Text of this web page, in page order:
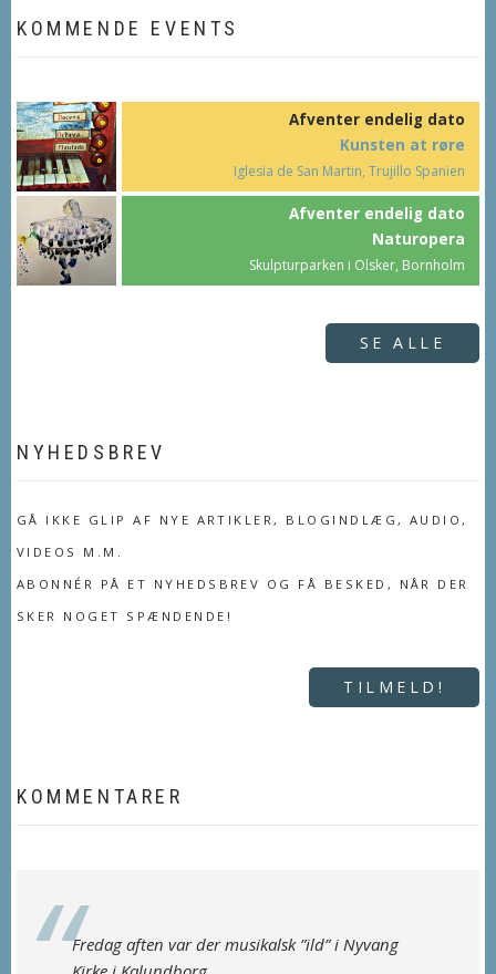
KOMMENDE EVENTS
Afventer endelig dato
Kunsten at røre
Iglesia de San Martin, Trujillo Spanien
Afventer endelig dato
Naturopera
Skulpturparken i Olsker, Bornholm
SE ALLE
NYHEDSBREV
GÅ IKKE GLIP AF NYE ARTIKLER, BLOGINDLÆG, AUDIO,
VIDEOS M.M.
ABONNÉR PÅ ET NYHEDSBREV OG FÅ BESKED, NÅR DER
SKER NOGET SPÆNDENDE!
TILMELD!
KOMMENTARER
Fredag aften var der musikalsk ”ild” i Nyvang